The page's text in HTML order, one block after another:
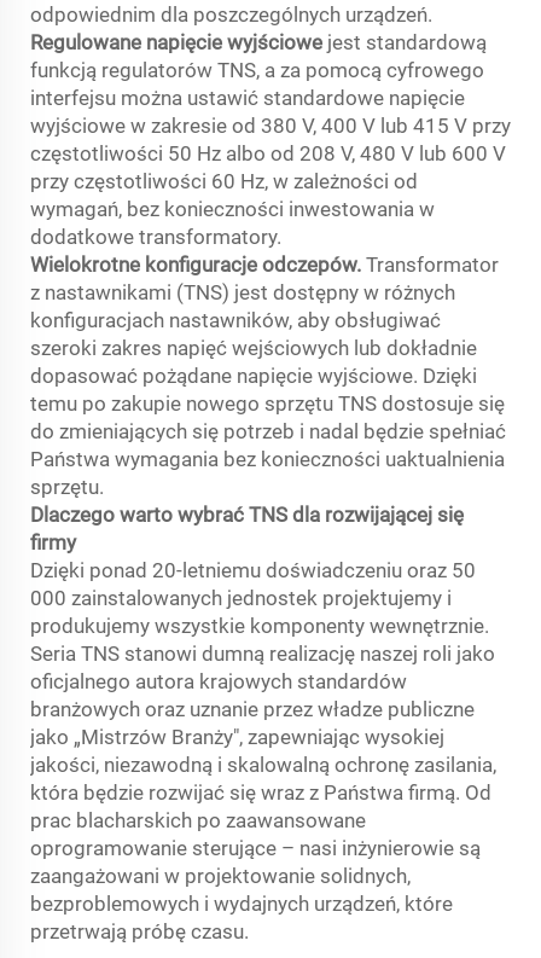
odpowiednim dla poszczególnych urządzeń.
Regulowane napięcie wyjściowe jest standardową
funkcją regulatorów TNS, a za pomocą cyfrowego
interfejsu można ustawić standardowe napięcie
wyjściowe w zakresie od 380 V, 400 V lub 415 V przy
częstotliwości 50 Hz albo od 208 V, 480 V lub 600 V
przy częstotliwości 60 Hz, w zależności od
wymagań, bez konieczności inwestowania w
dodatkowe transformatory.
Wielokrotne konfiguracje odczepów. Transformator
z nastawnikami (TNS) jest dostępny w różnych
konfiguracjach nastawników, aby obsługiwać
szeroki zakres napięć wejściowych lub dokładnie
dopasować pożądane napięcie wyjściowe. Dzięki
temu po zakupie nowego sprzętu TNS dostosuje się
do zmieniających się potrzeb i nadal będzie spełniać
Państwa wymagania bez konieczności uaktualnienia
sprzętu.
Dlaczego warto wybrać TNS dla rozwijającej się
firmy
Dzięki ponad 20-letniemu doświadczeniu oraz 50
000 zainstalowanych jednostek projektujemy i
produkujemy wszystkie komponenty wewnętrznie.
Seria TNS stanowi dumną realizację naszej roli jako
oficjalnego autora krajowych standardów
branżowych oraz uznanie przez władze publiczne
jako „Mistrzów Branży", zapewniając wysokiej
jakości, niezawodną i skalowalną ochronę zasilania,
która będzie rozwijać się wraz z Państwa firmą. Od
prac blacharskich po zaawansowane
oprogramowanie sterujące – nasi inżynierowie są
zaangażowani w projektowanie solidnych,
bezproblemowych i wydajnych urządzeń, które
przetrwają próbę czasu.